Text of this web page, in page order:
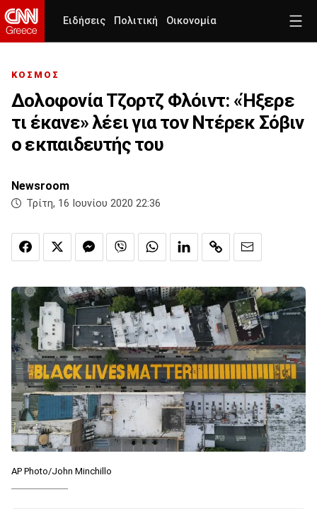
Ειδήσεις Πολιτική Οικονομία
ΚΟΣΜΟΣ
Δολοφονία Τζορτζ Φλόιντ: «Ήξερε
τι έκανε» λέει για τον Ντέρεκ Σόβιν
ο εκπαιδευτής του
Newsroom
Τρίτη, 16 Ιουνίου 2020 22:36
AP Photo/John Minchillo